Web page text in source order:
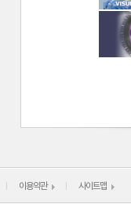
이용약관 사이트맵